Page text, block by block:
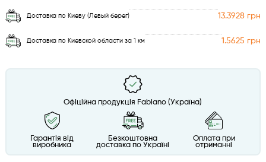
Доставка по Киеву (Левый берег) 13.3928 грн
Доставка по Киевской области за 1 км 1.5625 грн
Офіційна продукція Fabiano (Україна)
Гарантія від
виробника
Безкоштовна
доставка по Україні
Оплата при
отриманні